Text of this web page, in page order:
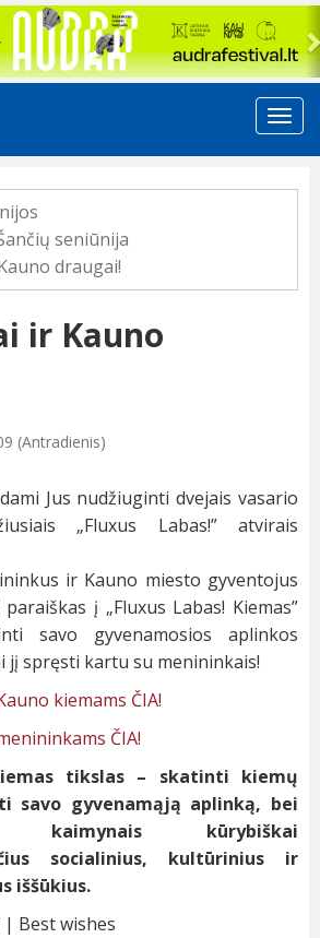
seniūnija
draugai!
ir Kauno
(Antradienis)
Jus nudžiuginti dvejais vasario
„Fluxus Labas!” atvirais
ir Kauno miesto gyventojus
į „Fluxus Labas! Kiemas”
savo gyvenamosios aplinkos
jį spręsti kartu su menininkais!
kiemams ČIA!
ČIA!
tikslas – skatinti kiemų
savo gyvenamąją aplinką, bei
kūrybiškai
socialinius, kultūrinius ir
iššūkius.
| Best wishes